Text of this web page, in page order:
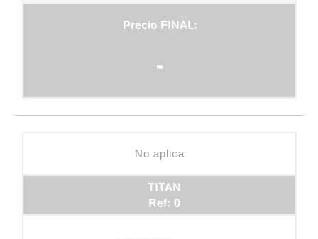
Precio FINAL:
-
No aplica
TITAN
Ref: 0